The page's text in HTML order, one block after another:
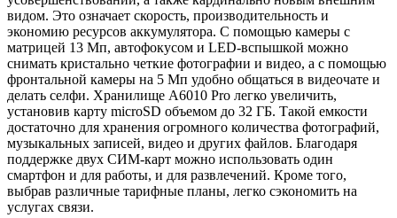
видом. Это означает скорость, производительность и
экономию ресурсов аккумулятора. С помощью камеры с
матрицей 13 Мп, автофокусом и LED-вспышкой можно
снимать кристально четкие фотографии и видео, а с помощью
фронтальной камеры на 5 Мп удобно общаться в видеочате и
делать селфи. Хранилище A6010 Pro легко увеличить,
установив карту microSD объемом до 32 ГБ. Такой емкости
достаточно для хранения огромного количества фотографий,
музыкальных записей, видео и других файлов. Благодаря
поддержке двух СИМ-карт можно использовать один
смартфон и для работы, и для развлечений. Кроме того,
выбрав различные тарифные планы, легко сэкономить на
услугах связи.